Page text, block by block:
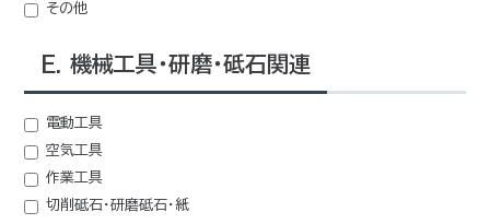
その他
E. 機械工具・研磨・砥石関連
電動工具
空気工具
作業工具
切削砥石・研磨砥石・紙